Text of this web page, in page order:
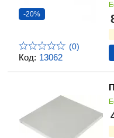
Код: 13062
-20%
(0)